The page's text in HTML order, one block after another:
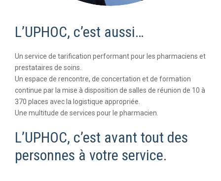
L’UPHOC, c’est aussi…
Un service de tarification performant pour les pharmaciens et
prestataires de soins.
Un espace de rencontre, de concertation et de formation
continue par la mise à disposition de salles de réunion de 10 à
370 places avec la logistique appropriée.
Une multitude de services pour le pharmacien.
L’UPHOC, c’est avant tout des
personnes à votre service.